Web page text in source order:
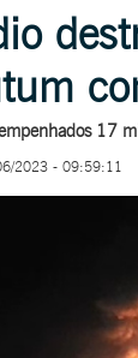
17
2023 - 09:59:11